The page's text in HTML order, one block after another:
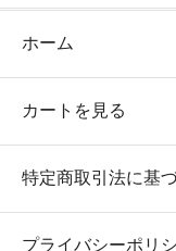
ホーム
カートを見る
特定商取引法に基
プライバシーポリ